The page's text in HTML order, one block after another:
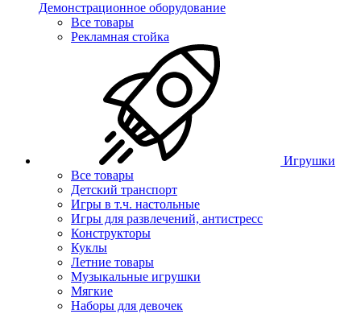
Демонстрационное оборудование
Все товары
Рекламная стойка
Игрушки
Все товары
Детский транспорт
Игры в т.ч. настольные
Игры для развлечений, антистресс
Конструкторы
Куклы
Летние товары
Музыкальные игрушки
Мягкие
Наборы для девочек